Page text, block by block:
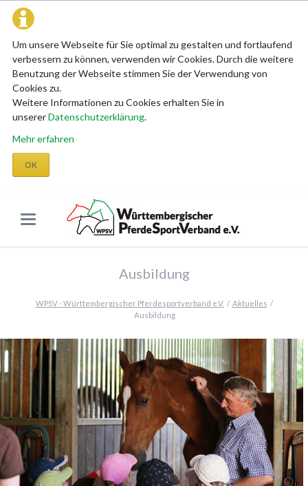
Um unsere Webseite für Sie optimal zu gestalten und fortlaufend
verbessern zu können, verwenden wir Cookies. Durch die weitere
Benutzung der Webseite stimmen Sie der Verwendung von
Cookies zu.
Weitere Informationen zu Cookies erhalten Sie in
unsererDatenschutzerklärung.
Mehr erfahren
OK
Ausbildung
WPSV - Württembergischer Pferdesportverband e.V.
Aktuelles
Ausbildung